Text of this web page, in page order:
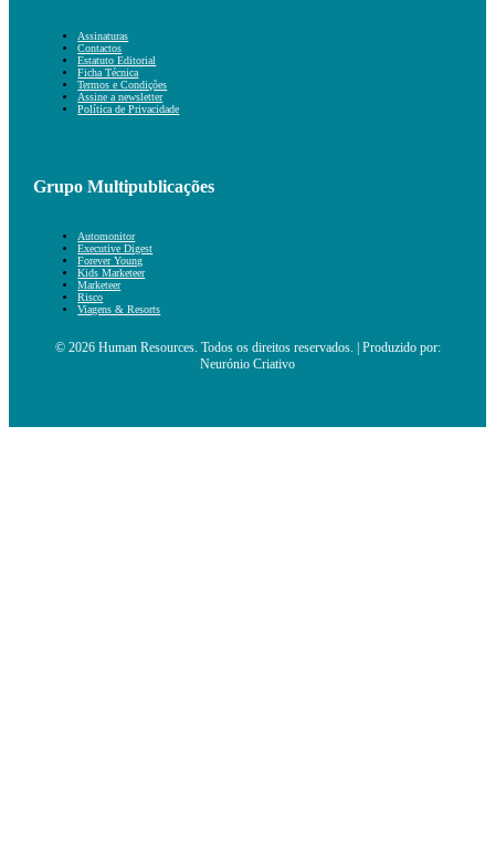
Assinaturas
Contactos
Estatuto Editorial
Ficha Técnica
Termos e Condições
Assine a newsletter
Política de Privacidade
Grupo Multipublicações
Automonitor
Executive Digest
Forever Young
Kids Marketeer
Marketeer
Risco
Viagens & Resorts
© 2026 Human Resources. Todos os direitos reservados. | Produzido por:
Neurónio Criativo